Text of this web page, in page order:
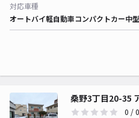
対応車種
オートバイ軽自動車コンパクトカー中
桑野3丁目20-35
0 /